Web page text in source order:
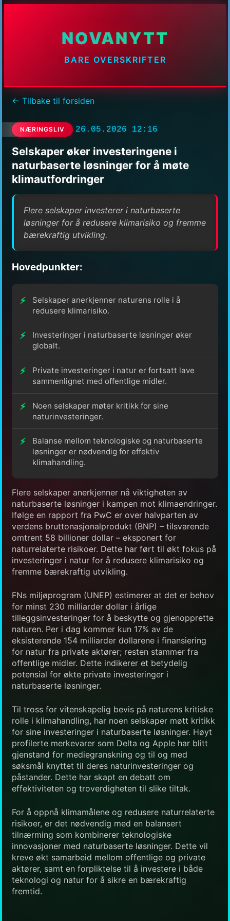
NOVANYTT
BARE OVERSKRIFTER
← Tilbake til forsiden
NÆRINGSLIV 26.05.2026 12:16
Selskaper øker investeringene i
naturbaserte løsninger for å møte
klimautfordringer
Flere selskaper investerer i naturbaserte
løsninger for å redusere klimarisiko og fremme
bærekraftig utvikling.
Hovedpunkter:
Selskaper anerkjenner naturens rolle i å
redusere klimarisiko.
Investeringer i naturbaserte løsninger øker
globalt.
Private investeringer i natur er fortsatt lave
sammenlignet med offentlige midler.
Noen selskaper møter kritikk for sine
naturinvesteringer.
Balanse mellom teknologiske og naturbaserte
løsninger er nødvendig for effektiv
klimahandling.
Flere selskaper anerkjenner nå viktigheten av
naturbaserte løsninger i kampen mot klimaendringer.
Ifølge en rapport fra PwC er over halvparten av
verdens bruttonasjonalprodukt (BNP) – tilsvarende
omtrent 58 billioner dollar – eksponert for
naturrelaterte risikoer. Dette har ført til økt fokus på
investeringer i natur for å redusere klimarisiko og
fremme bærekraftig utvikling.
FNs miljøprogram (UNEP) estimerer at det er behov
for minst 230 milliarder dollar i årlige
tilleggsinvesteringer for å beskytte og gjenopprette
naturen. Per i dag kommer kun 17% av de
eksisterende 154 milliarder dollarene i finansiering
for natur fra private aktører; resten stammer fra
offentlige midler. Dette indikerer et betydelig
potensial for økte private investeringer i
naturbaserte løsninger.
Til tross for vitenskapelig bevis på naturens kritiske
rolle i klimahandling, har noen selskaper møtt kritikk
for sine investeringer i naturbaserte løsninger. Høyt
profilerte merkevarer som Delta og Apple har blitt
gjenstand for mediegranskning og til og med
søksmål knyttet til deres naturinvesteringer og
påstander. Dette har skapt en debatt om
effektiviteten og troverdigheten til slike tiltak.
For å oppnå klimamålene og redusere naturrelaterte
risikoer, er det nødvendig med en balansert
tilnærming som kombinerer teknologiske
innovasjoner med naturbaserte løsninger. Dette vil
kreve økt samarbeid mellom offentlige og private
aktører, samt en forpliktelse til å investere i både
teknologi og natur for å sikre en bærekraftig
fremtid.